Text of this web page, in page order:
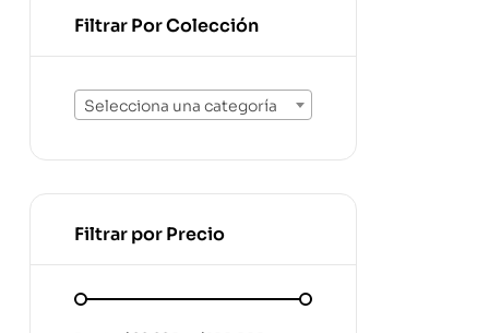
Filtrar Por Colección
Selecciona una categoría
Filtrar por Precio